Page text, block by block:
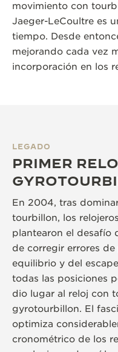
movimiento con
Jaeger-LeCoultre es
tiempo. Desde
mejorando cada vez
incorporación en los
LEGADO
PRIMER
En 2004, tras
tourbillon, los
plantearon el desafío
de corregir errores
equilibrio y del
todas las posiciones
dio lugar al reloj con
gyrotourbillon. El
optimiza
cronométrico de los